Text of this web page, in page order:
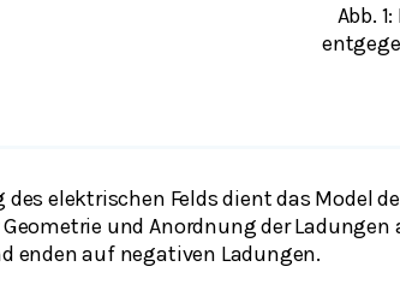
Abb. 1:
elektrischen Felds dient das Model
und Anordnung der
enden auf negativen Ladungen.